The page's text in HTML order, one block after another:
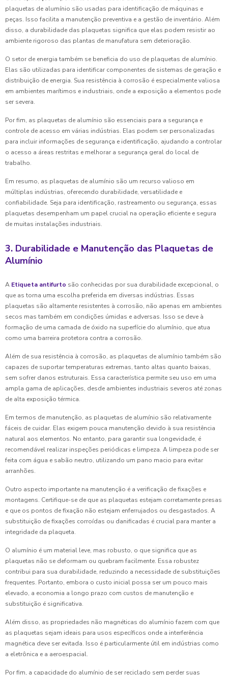
plaquetas de alumínio são usadas para identificação de máquinas e
peças. Isso facilita a manutenção preventiva e a gestão de inventário. Além
disso, a durabilidade das plaquetas significa que elas podem resistir ao
ambiente rigoroso das plantas de manufatura sem deterioração.
O setor de energia também se beneficia do uso de plaquetas de alumínio.
Elas são utilizadas para identificar componentes de sistemas de geração e
distribuição de energia. Sua resistência à corrosão é especialmente valiosa
em ambientes marítimos e industriais, onde a exposição a elementos pode
ser severa.
Por fim, as plaquetas de alumínio são essenciais para a segurança e
controle de acesso em várias indústrias. Elas podem ser personalizadas
para incluir informações de segurança e identificação, ajudando a controlar
o acesso a áreas restritas e melhorar a segurança geral do local de
trabalho.
Em resumo, as plaquetas de alumínio são um recurso valioso em
múltiplas indústrias, oferecendo durabilidade, versatilidade e
confiabilidade. Seja para identificação, rastreamento ou segurança, essas
plaquetas desempenham um papel crucial na operação eficiente e segura
de muitas instalações industriais.
3. Durabilidade e Manutenção das Plaquetas de
Alumínio
A Etiqueta antifurto são conhecidas por sua durabilidade excepcional, o
que as torna uma escolha preferida em diversas indústrias. Essas
plaquetas são altamente resistentes à corrosão, não apenas em ambientes
secos mas também em condições úmidas e adversas. Isso se deve à
formação de uma camada de óxido na superfície do alumínio, que atua
como uma barreira protetora contra a corrosão.
Além de sua resistência à corrosão, as plaquetas de alumínio também são
capazes de suportar temperaturas extremas, tanto altas quanto baixas,
sem sofrer danos estruturais. Essa característica permite seu uso em uma
ampla gama de aplicações, desde ambientes industriais severos até zonas
de alta exposição térmica.
Em termos de manutenção, as plaquetas de alumínio são relativamente
fáceis de cuidar. Elas exigem pouca manutenção devido à sua resistência
natural aos elementos. No entanto, para garantir sua longevidade, é
recomendável realizar inspeções periódicas e limpeza. A limpeza pode ser
feita com água e sabão neutro, utilizando um pano macio para evitar
arranhões.
Outro aspecto importante na manutenção é a verificação de fixações e
montagens. Certifique-se de que as plaquetas estejam corretamente presas
e que os pontos de fixação não estejam enferrujados ou desgastados. A
substituição de fixações corroídas ou danificadas é crucial para manter a
integridade da plaqueta.
O alumínio é um material leve, mas robusto, o que significa que as
plaquetas não se deformam ou quebram facilmente. Essa robustez
contribui para sua durabilidade, reduzindo a necessidade de substituições
frequentes. Portanto, embora o custo inicial possa ser um pouco mais
elevado, a economia a longo prazo com custos de manutenção e
substituição é significativa.
Além disso, as propriedades não magnéticas do alumínio fazem com que
as plaquetas sejam ideais para usos específicos onde a interferência
magnética deve ser evitada. Isso é particularmente útil em indústrias como
a eletrônica e a aeroespacial.
Por fim, a capacidade do alumínio de ser reciclado sem perder suas